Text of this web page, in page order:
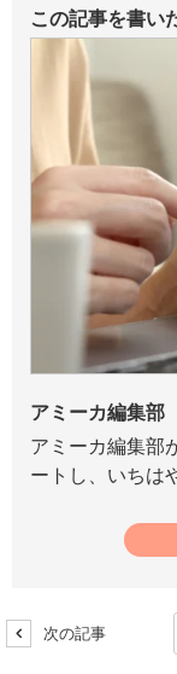
この記事を書い
アミーカ編集部
アミーカ編集部
ートし、いちは
次の記事